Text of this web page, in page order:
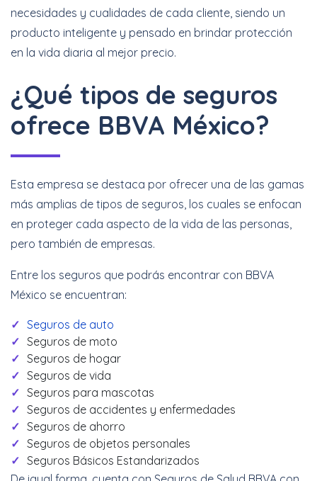
necesidades y cualidades de cada cliente, siendo un
producto inteligente y pensado en brindar protección
en la vida diaria al mejor precio.
¿Qué tipos de seguros
ofrece BBVA México?
Esta empresa se destaca por ofrecer una de las gamas
más amplias de tipos de seguros, los cuales se enfocan
en proteger cada aspecto de la vida de las personas,
pero también de empresas.
Entre los seguros que podrás encontrar con BBVA
México se encuentran:
Seguros de auto
Seguros de moto
Seguros de hogar
Seguros de vida
Seguros para mascotas
Seguros de accidentes y enfermedades
Seguros de ahorro
Seguros de objetos personales
Seguros Básicos Estandarizados